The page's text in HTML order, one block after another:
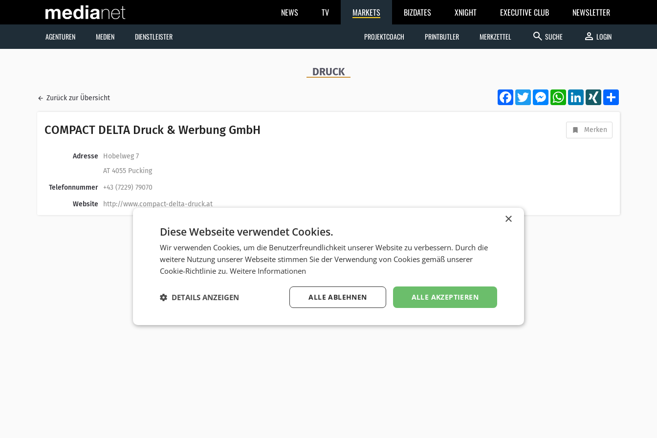
NEWS TV MARKETS BIZDATES XNIGHT EXECUTIVE CLUB NEWSLETTER
AGENTUREN MEDIEN DIENSTLEISTER PROJEKTCOACH PRINTBUTLER MERKZETTEL search SUCHE person LOGIN
DRUCK
Zurück zur Übersicht
FacebookTwitterMessengerWhatsApp
LinkedInXING
COMPACT DELTA Druck & Werbung GmbH Merken
Adresse
Hobelweg 7
AT 4055 Pucking
Telefonnummer
+43 (7229) 79070
Website
http://www.compact-delta-druck.at
×
Diese Webseite verwendet Cookies.
Wir verwenden Cookies, um die Benutzerfreundlichkeit unserer Website zu verbessern. Durch die
weitere Nutzung unserer Webseite stimmen Sie der Verwendung von Cookies gemäß unserer
Cookie-Richtlinie zu. Weitere Informationen
ALLE AKZEPTIEREN
ALLE ABLEHNEN
DETAILS ANZEIGEN